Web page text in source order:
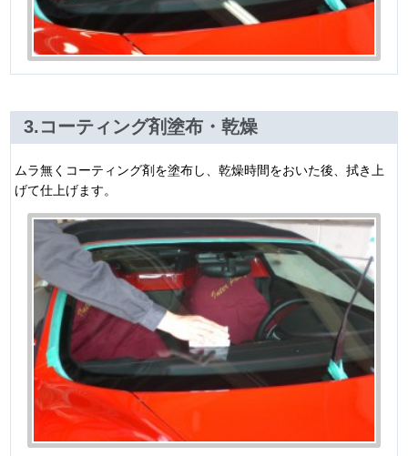
3.コーティング剤塗布・乾燥
ムラ無くコーティング剤を塗布し、乾燥時間をおいた後、拭き上
げて仕上げます。